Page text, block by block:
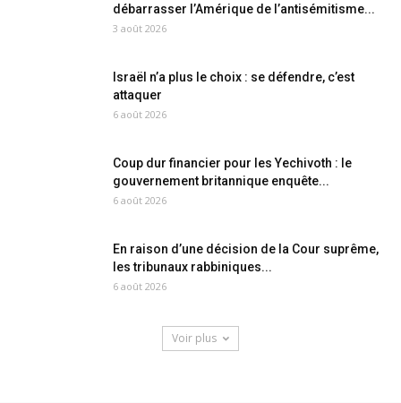
débarrasser l’Amérique de l’antisémitisme...
3 août 2026
Israël n’a plus le choix : se défendre, c’est
attaquer
6 août 2026
Coup dur financier pour les Yechivoth : le
gouvernement britannique enquête...
6 août 2026
En raison d’une décision de la Cour suprême,
les tribunaux rabbiniques...
6 août 2026
Voir plus